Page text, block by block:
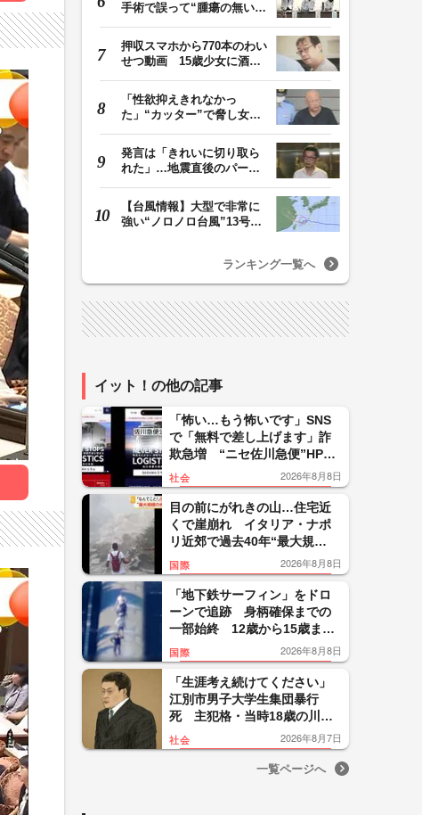
手術で誤って“腫瘍の無い部
押収スマホから770本のわい
せつ動画 15歳少女に酒と
「性欲抑えきれなかっ
た」“カッター”で脅し女子
発言は「きれいに切り取ら
れた」…地震直後のパーテ
【台風情報】大型で非常に
強い“ノロノロ台風”13号の
ランキング一覧へ
イット！の他の記事
「怖い…もう怖いです」SNS
で「無料で差し上げます」詐
欺急増 “ニセ佐川急便”HPに
誘導、個人情報要求 佐川急
便「断じて許されない」怒り
社会 2026年8月8日
目の前にがれきの山…住宅近
くで崖崩れ イタリア・ナポ
リ近郊で過去40年“最大規
模”地震 26人負傷300人避難
国際 2026年8月8日
「地下鉄サーフィン」をドロ
ーンで追跡 身柄確保までの
一部始終 12歳から15歳まで
の少年5人を逮捕 ニューヨー
ク
国際 2026年8月8日
「生涯考え続けてください」
江別市男子大学生集団暴行
死 主犯格・当時18歳の川口
侑斗被告に無期懲役の判決
「理不尽以外の何ものでもな
社会 2026年8月7日
一覧ページへ